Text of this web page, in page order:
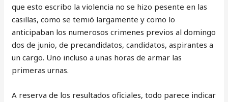
que esto escribo la violencia no se hizo pesente en las
casillas, como se temió largamente y como lo
anticipaban los numerosos crimenes previos al domingo
dos de junio, de precandidatos, candidatos, aspirantes a
un cargo. Uno incluso a unas horas de armar las
primeras urnas.
A reserva de los resultados oficiales, todo parece indicar